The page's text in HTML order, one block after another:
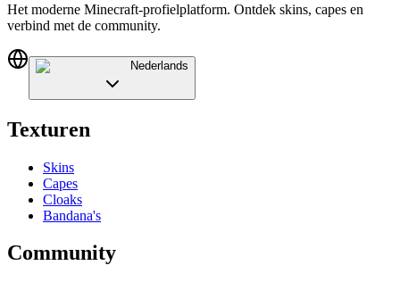
Het moderne Minecraft-profielplatform. Ontdek skins, capes en
verbind met de community.
Nederlands
Texturen
Skins
Capes
Cloaks
Bandana's
Community